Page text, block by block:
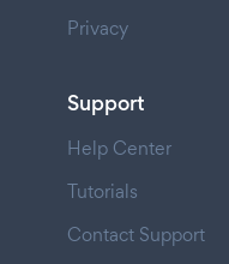
Privacy
Support
Help Center
Tutorials
Contact Support